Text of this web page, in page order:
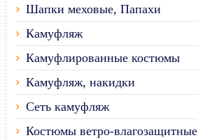
Шапки меховые, Папахи
Камуфляж
Камуфлированные костюмы
Камуфляж, накидки
Сеть камуфляж
Костюмы ветро-влагозащитные